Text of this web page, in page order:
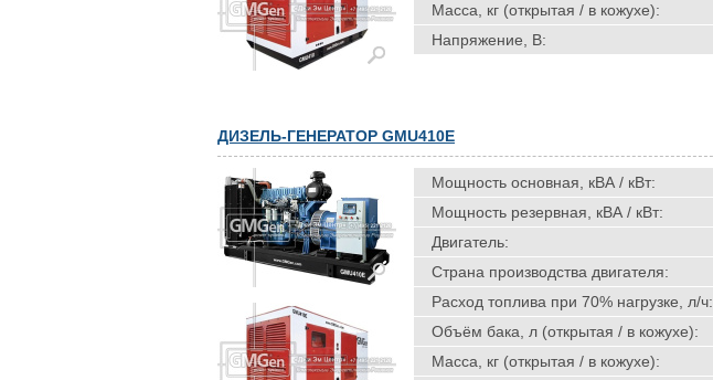
Масса, кг (открытая / в кожухе):
Напряжение, В:
ДИЗЕЛЬ-ГЕНЕРАТОР GMU410E
Мощность основная, кВА / кВт:
Мощность резервная, кВА / кВт:
Двигатель:
Страна производства двигателя:
Расход топлива при 70% нагрузке, л/ч:
Объём бака, л (открытая / в кожухе):
Масса, кг (открытая / в кожухе):